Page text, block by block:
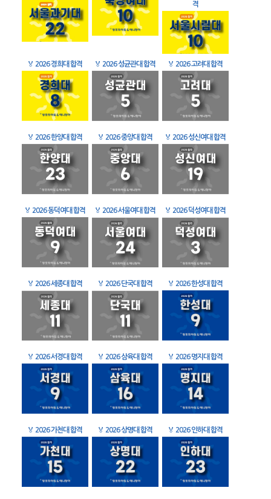
격
🏅 2026 경희대 합격 🏅 2026 성균관대 합격 🏅 2026 고려대 합격
🏅 2026 한양대 합격 🏅 2026 중앙대 합격 🏅 2026 성신여대 합격
🏅 2026 동덕여대 합격 🏅 2026 서울여대 합격 🏅 2026 덕성여대 합격
🏅 2026 세종대 합격 🏅 2026 단국대 합격 🏅 2026 한성대 합격
🏅 2026 서경대 합격 🏅 2026 삼육대 합격 🏅 2026 명지대 합격
🏅 2026 가천대 합격 🏅 2026 상명대 합격 🏅 2026 인하대 합격